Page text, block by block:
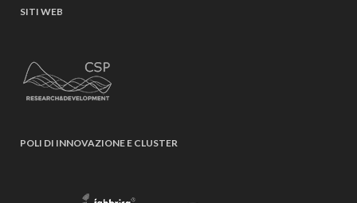
SITI WEB
POLI DI INNOVAZIONE E CLUSTER